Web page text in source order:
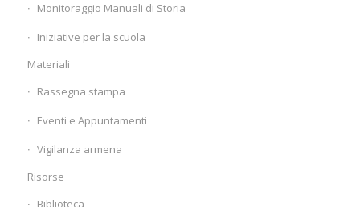
Monitoraggio Manuali di Storia
Iniziative per la scuola
Materiali
Rassegna stampa
Eventi e Appuntamenti
Vigilanza armena
Risorse
Biblioteca